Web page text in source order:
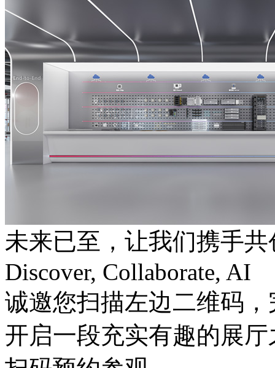
未来已至，让我们携手
Discover, Collaborate, AI
诚邀您扫描左边二维码
开启一段充实有趣的展厅